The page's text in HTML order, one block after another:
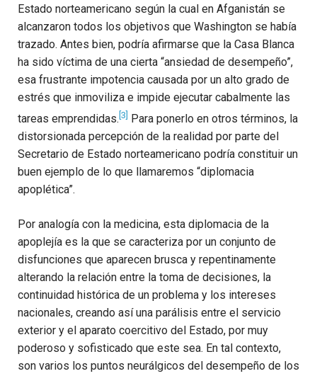
Estado norteamericano según la cual en Afganistán se
alcanzaron todos los objetivos que Washington se había
trazado. Antes bien, podría afirmarse que la Casa Blanca
ha sido víctima de una cierta “ansiedad de desempeño”,
esa frustrante impotencia causada por un alto grado de
estrés que inmoviliza e impide ejecutar cabalmente las
tareas emprendidas. [3]
Para ponerlo en otros términos, la
distorsionada percepción de la realidad por parte del
Secretario de Estado norteamericano podría constituir un
buen ejemplo de lo que llamaremos “diplomacia
apoplética”.
Por analogía con la medicina, esta diplomacia de la
apoplejía es la que se caracteriza por un conjunto de
disfunciones que aparecen brusca y repentinamente
alterando la relación entre la toma de decisiones, la
continuidad histórica de un problema y los intereses
nacionales, creando así una parálisis entre el servicio
exterior y el aparato coercitivo del Estado, por muy
poderoso y sofisticado que este sea. En tal contexto,
son varios los puntos neurálgicos del desempeño de los